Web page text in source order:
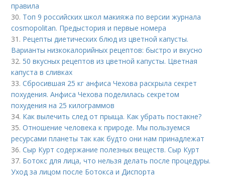
правила
30. Топ 9 российских школ макияжа по версии журнала
cosmopolitan. Предыстория и первые номера
31. Рецепты диетических блюд из цветной капусты.
Варианты низкокалорийных рецептов: быстро и вкусно
32. 50 вкусных рецептов из цветной капусты. Цветная
капуста в сливках
33.Сбросившая 25 кг анфиса Чехова раскрыла секрет
похудения. Анфиса Чехова поделилась секретом
похудения на 25 килограммов
34. Как вылечить след от прыща. Как убрать постакне?
35.Отношение человека к природе. Мы пользуемся
ресурсами планеты так как будто они нам принадлежат
36.Сыр Курт содержание полезных веществ. Сыр Курт
37. Ботокс для лица, что нельзя делать после процедуры.
Уход за лицом после Ботокса и Диспорта